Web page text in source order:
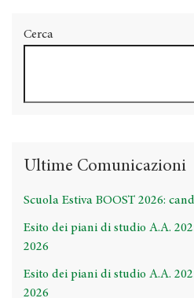
Cerca
Ultime Comunicazioni
Scuola Estiva BOOST 2026:
Esito dei piani di studio A.A.
2026
Esito dei piani di studio A.A.
2026